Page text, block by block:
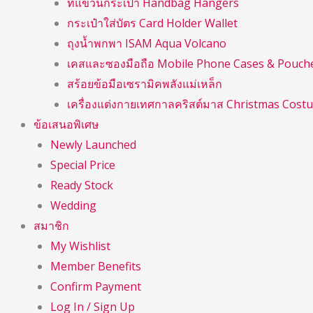
กระเป๋าใส่บัตร Card Holder Wallet
ถุงน้ำพกพา ISAM Aqua Volcano
เคสและซองมือถือ Mobile Phone Cases &
สร้อยข้อมือเซรามิคพลังแม่เหล็ก
เครื่องแต่งกายเทศกาลคริสต์มาส Christmas
ข้อเสนอพิเศษ
Newly Launched
Special Price
Ready Stock
Wedding
สมาชิก
My Wishlist
Member Benefits
Confirm Payment
Log In / Sign Up